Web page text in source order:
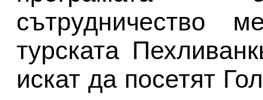
турската
искат да посетят